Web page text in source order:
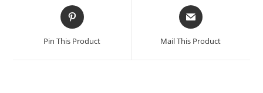
Pin This Product Mail This Product